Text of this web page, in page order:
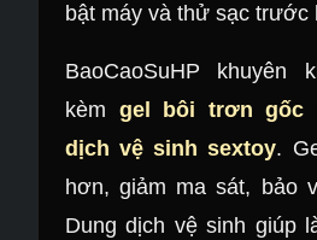
bật máy và thử sạc trước
BaoCaoSuHP khuyên
kèm gel bôi trơn gốc
dịch vệ sinh sextoy.
hơn, giảm ma sát, bảo
Dung dịch vệ sinh giúp